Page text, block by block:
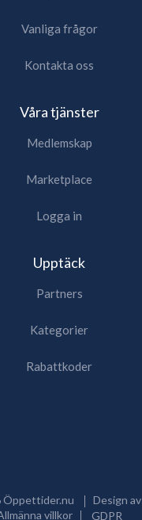
Vanliga frågor
Kontakta oss
Våra tjänster
Medlemskap
Marketplace
Logga in
Upptäck
Partners
Kategorier
Rabattkoder
Öppettider.nu Design av
villkor
GDPR